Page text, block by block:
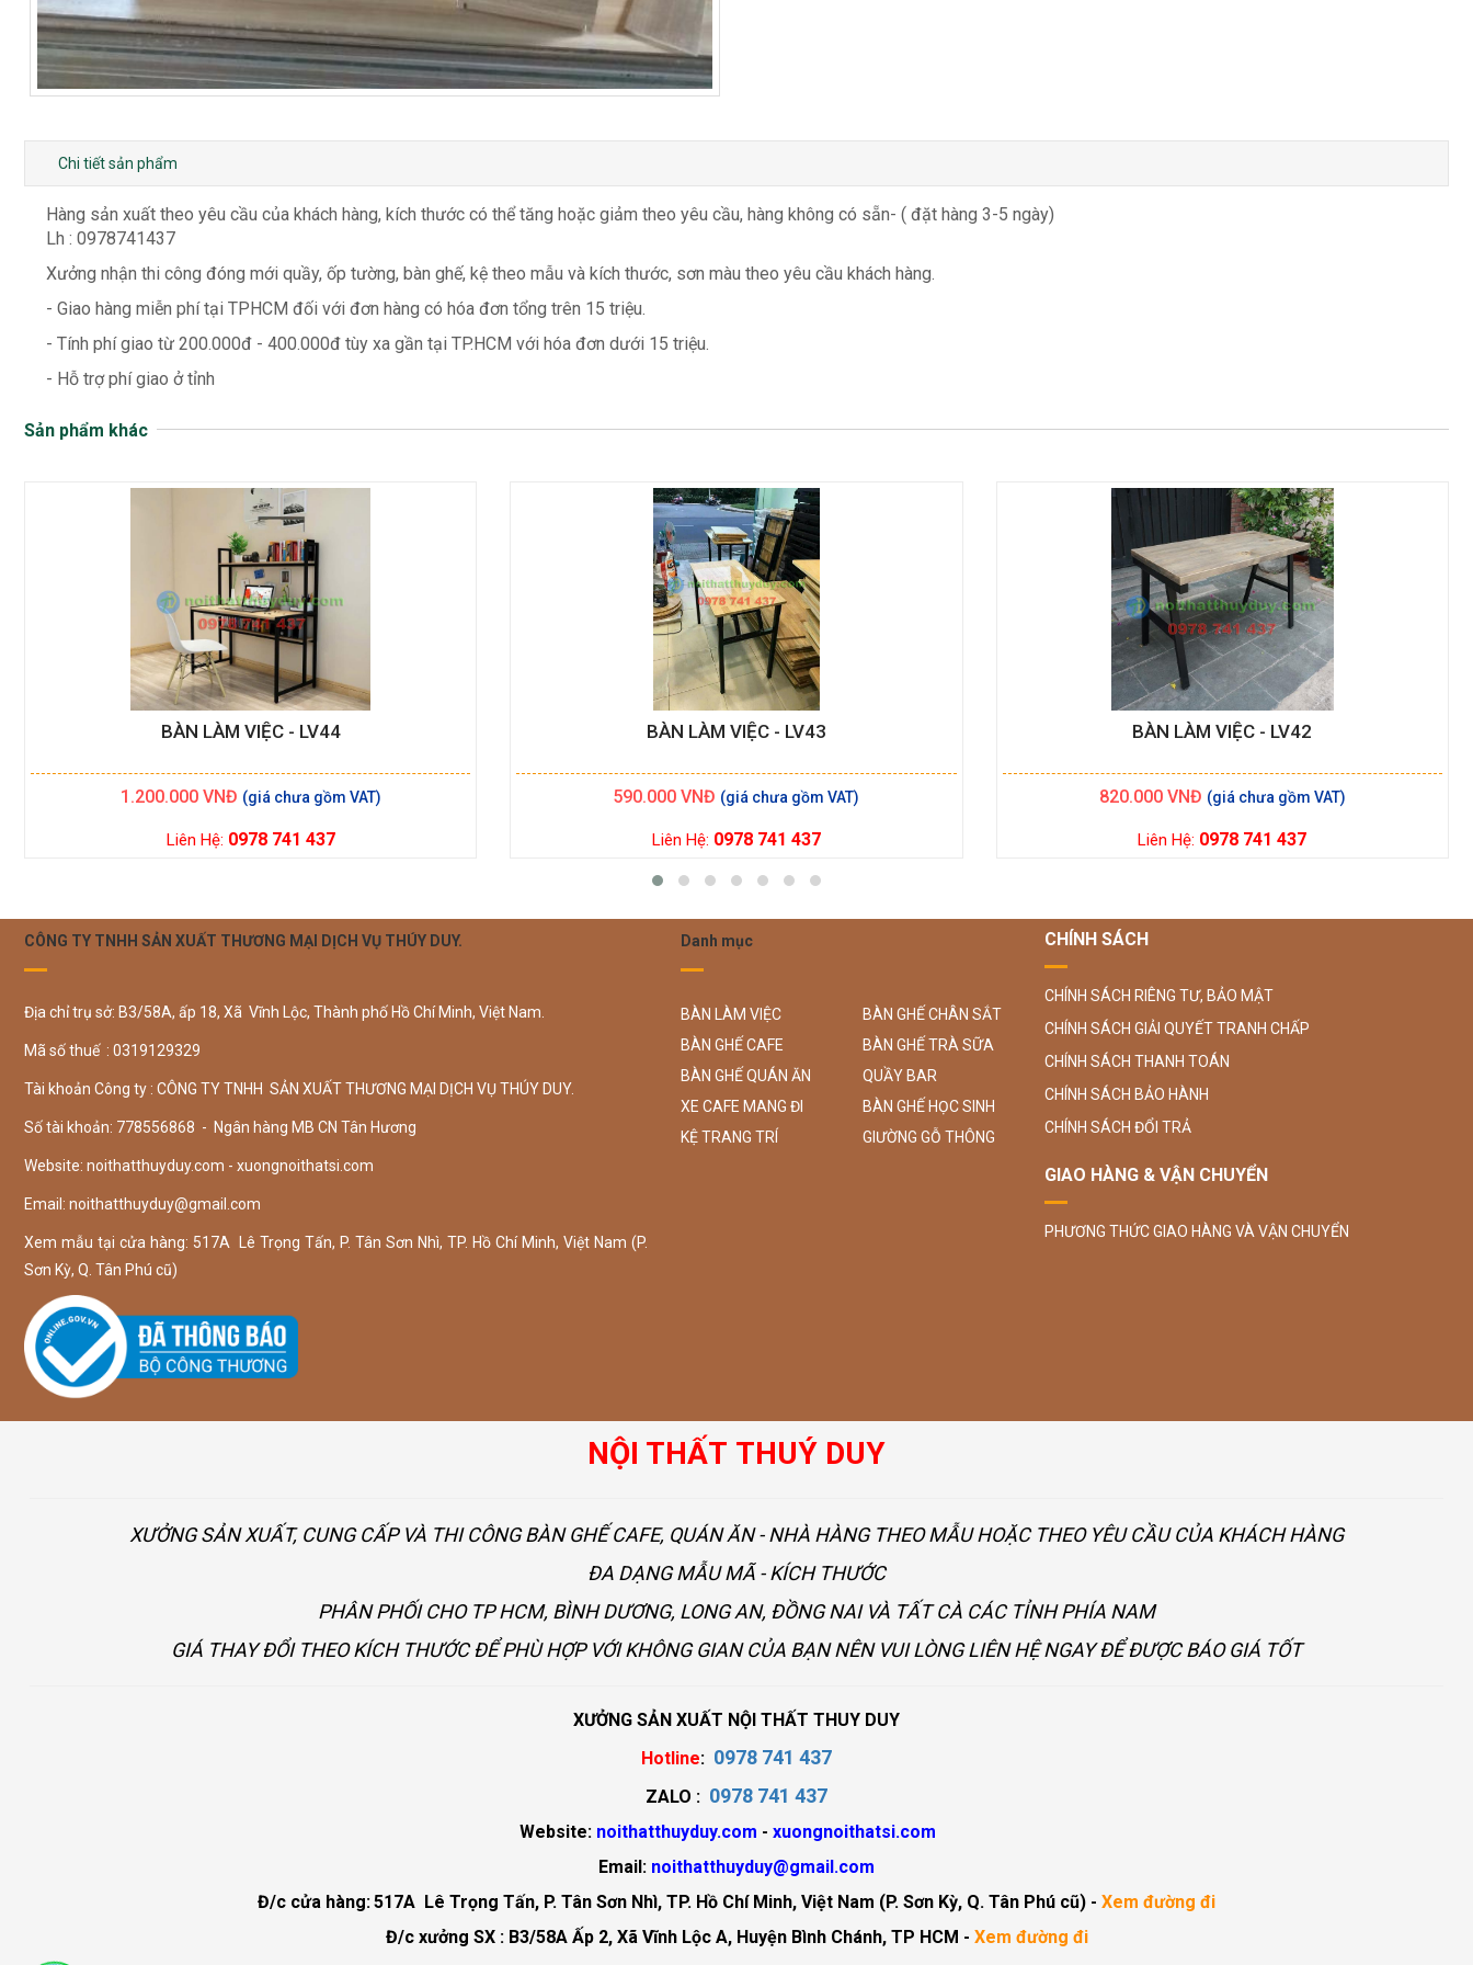
Chi tiết sản phẩm
Hàng sản xuất theo yêu cầu của khách hàng, kích thước có thể tăng hoặc giảm theo yêu cầu, hàng không có sẵn- ( đặt hàng 3-5 ngày)
Lh : 0978741437
Xưởng nhận thi công đóng mới quầy, ốp tường, bàn ghế, kệ theo mẫu và kích thước, sơn màu theo yêu cầu khách hàng.
- Giao hàng miễn phí tại TPHCM đối với đơn hàng có hóa đơn tổng trên 15 triệu.
- Tính phí giao từ 200.000đ - 400.000đ tùy xa gần tại TP.HCM với hóa đơn dưới 15 triệu.
- Hỗ trợ phí giao ở tỉnh
Sản phẩm khác
BÀN LÀM VIỆC - LV44
1.200.000VNĐ
Liên Hệ: 0978 741 437
BÀN LÀM VIỆC - LV43
590.000 VNĐ
Liên Hệ: 0978 741 437
BÀN LÀM VIỆC - LV42
820.000VNĐ
Liên Hệ: 0978 741 437
CÔNG TY TNHH SẢN XUẤT THƯƠNG MẠI DỊCH VỤ THÚY DUY.
Địa chỉ trụ sở: B3/58A, ấp 18, Xã Vĩnh Lộc, Thành phố Hồ Chí Minh, Việt Nam.
Mã số thuế : 0319129329
Tài khoản Công ty : CÔNG TY TNHH SẢN XUẤT THƯƠNG MẠI DỊCH VỤ THÚY DUY.
Số tài khoản: 778556868 - Ngân hàng MB CN Tân Hương
Website: noithatthuyduy.com - xuongnoithatsi.com
Email: noithatthuyduy@gmail.com
Xem mẫu tại cửa hàng: 517A Lê Trọng Tấn, P. Tân Sơn Nhì, TP. Hồ Chí Minh, Việt Nam (P.
Sơn Kỳ, Q. Tân Phú cũ)
Danh mục
BÀN LÀM VIỆC
BÀN GHẾ CHÂN SẮT
BÀN GHẾ CAFE
BÀN GHẾ TRÀ SỮA
BÀN GHẾ QUÁN ĂN
QUẦY BAR
XE CAFE MANG ĐI
BÀN GHẾ HỌC SINH
KỆ TRANG TRÍ
GIƯỜNG GỖ THÔNG
CHÍNH SÁCH
CHÍNH SÁCH RIÊNG TƯ, BẢO MẬT
CHÍNH SÁCH GIẢI QUYẾT TRANH CHẤP
CHÍNH SÁCH THANH TOÁN
CHÍNH SÁCH BẢO HÀNH
CHÍNH SÁCH ĐỔI TRẢ
GIAO HÀNG & VẬN CHUYỂN
PHƯƠNG THỨC GIAO HÀNG VÀ VẬN CHUYỂN
NỘI THẤT THUÝ DUY
XƯỞNG SẢN XUẤT, CUNG CẤP VÀ THI CÔNG BÀN GHẾ CAFE, QUÁN ĂN - NHÀ HÀNG THEO MẪU HOẶC THEO YÊU CẦU CỦA KHÁCH HÀNG
ĐA DẠNG MẪU MÃ - KÍCH THƯỚC
PHÂN PHỐI CHO TP HCM, BÌNH DƯƠNG, LONG AN, ĐỒNG NAI VÀ TẤT CÀ CÁC TỈNH PHÍA NAM
GIÁ THAY ĐỔI THEO KÍCH THƯỚC ĐỂ PHÙ HỢP VỚI KHÔNG GIAN CỦA BẠN NÊN VUI LÒNG LIÊN HỆ NGAY ĐỂ ĐƯỢC BÁO GIÁ TỐT
XƯỞNG SẢN XUẤT NỘI THẤT THUY DUY
Hotline: 0978 741 437
ZALO : 0978 741 437
Website: noithatthuyduy.com - xuongnoithatsi.com
Email: noithatthuyduy@gmail.com
Đ/c cửa hàng:517A Lê Trọng Tấn, P. Tân Sơn Nhì, TP. Hồ Chí Minh, Việt Nam (P. Sơn Kỳ, Q. Tân Phú cũ) - Xem đường đi
Đ/c xưởng SX : B3/58A Ấp 2, Xã Vĩnh Lộc A, Huyện Bình Chánh, TP HCM - Xem đường đi